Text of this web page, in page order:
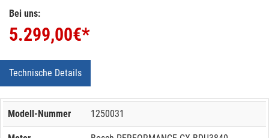
Bei uns:
5.299,00€*
Technische Details
Modell-Nummer 1250031